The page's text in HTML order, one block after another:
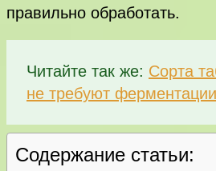
правильно обработать.
Читайте так же: Сорта
не требуют ферментации
Содержание статьи: